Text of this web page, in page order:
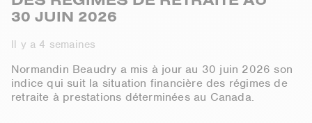
30 JUIN 2026
Il y a 4 semaines
Normandin Beaudry a mis à jour au 30 juin 2026 son
indice qui suit la situation financière des régimes de
retraite à prestations déterminées au Canada.